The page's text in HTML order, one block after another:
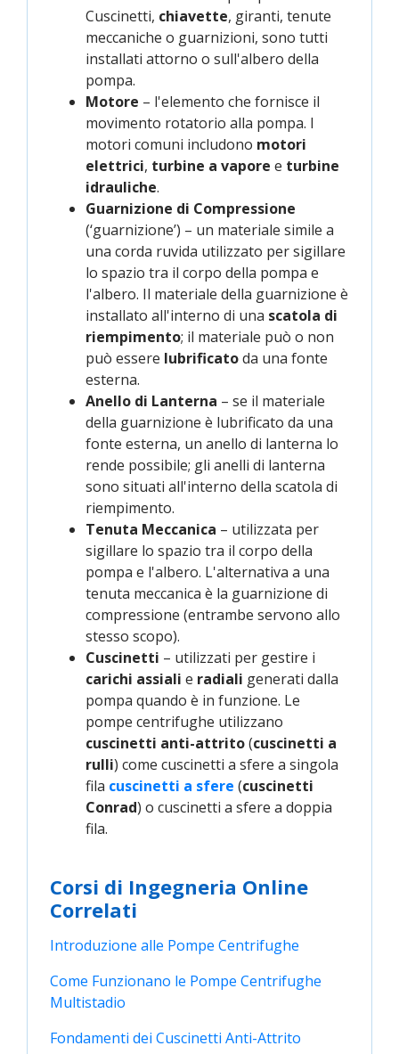
Cuscinetti, chiavette, giranti, tenute
meccaniche o guarnizioni, sono tutti
installati attorno o sull'albero della
pompa.
Motore – l'elemento che fornisce il
movimento rotatorio alla pompa. I
motori comuni includono motori
elettrici, turbine a vapore e turbine
idrauliche.
Guarnizione di Compressione
(‘guarnizione’) – un materiale simile a
una corda ruvida utilizzato per sigillare
lo spazio tra il corpo della pompa e
l'albero. Il materiale della guarnizione è
installato all'interno di una scatola di
riempimento; il materiale può o non
può essere lubrificatoda una fonte
esterna.
Anello di Lanterna – se il materiale
della guarnizione è lubrificato da una
fonte esterna, un anello di lanterna lo
rende possibile; gli anelli di lanterna
sono situati all'interno della scatola di
riempimento.
Tenuta Meccanica – utilizzata per
sigillare lo spazio tra il corpo della
pompa e l'albero. L'alternativa a una
tenuta meccanica è la guarnizione di
compressione (entrambe servono allo
stesso scopo).
Cuscinetti – utilizzati per gestire i
carichi assiali e radiali generati dalla
pompa quando è in funzione. Le
pompe centrifughe utilizzano
cuscinetti anti-attrito(cuscinetti a
rulli) come cuscinetti a sfere a singola
fila cuscinetti a sfere (cuscinetti
Conrad) o cuscinetti a sfere a doppia
fila.
Corsi di Ingegneria Online
Correlati
Introduzione alle Pompe Centrifughe
Come Funzionano le Pompe Centrifughe
Multistadio
Fondamenti dei Cuscinetti Anti-Attrito